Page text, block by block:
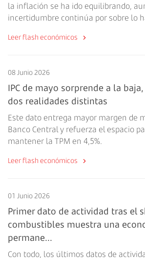
la inflación se ha ido equilibrando,
incertidumbre continúa por sobre lo
Leer flash económicos
08 Junio 2026
IPC de mayo sorprende a la
dos realidades distintas
Este dato entrega mayor margen de
Banco Central y refuerza el espacio
mantener la TPM en 4,5%.
Leer flash económicos
01 Junio 2026
Primer dato de actividad tras el
combustibles muestra una
permane...
Con todo, los últimos datos de